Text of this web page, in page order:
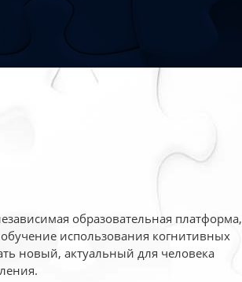
образовательная платформа,
использования когнитивных
новый, актуальный для человека